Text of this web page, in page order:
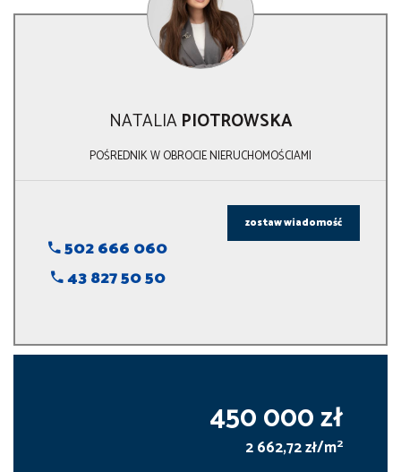
NATALIAPIOTROWSKA
POŚREDNIK W OBROCIE NIERUCHOMOŚCIAMI
502 666 060
43 827 50 50
zostaw wiadomość
450 000 zł
2 662,72 zł/m2